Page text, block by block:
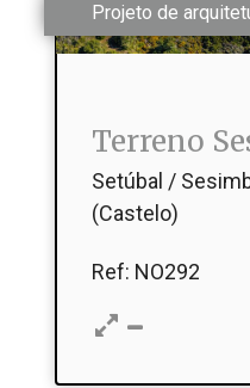
Projeto de
Terreno
Setúbal /
(Castelo)
Ref: NO292